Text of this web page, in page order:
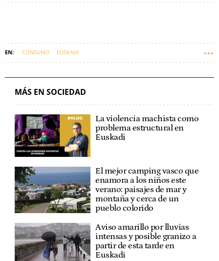
CONSUMO EUSKADI
MÁS EN SOCIEDAD
La violencia machista como
problema estructural en
Euskadi
El mejor camping vasco que
enamora a los niños este
verano: paisajes de mar y
montaña y cerca de un
pueblo colorido
Aviso amarillo por lluvias
intensas y posible granizo a
partir de esta tarde en
Euskadi